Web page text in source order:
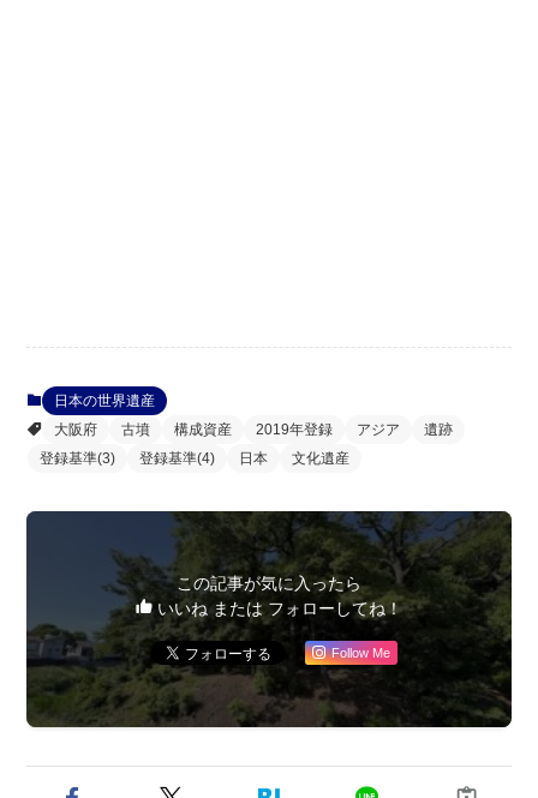
日本の世界遺産
大阪府
古墳 構成資産 2019年登録 アジア
遺跡
登録基準(3)
登録基準(4) 日本 文化遺産
この記事が気に入ったら
いいね または フォローしてね！
Follow Me